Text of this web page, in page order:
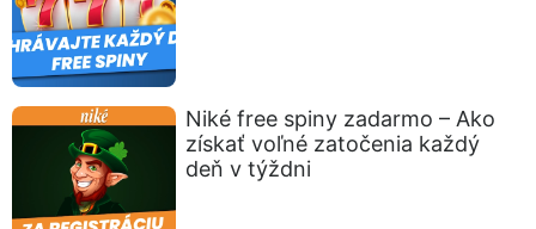
Niké free spiny zadarmo – Ako
získať voľné zatočenia každý
deň v týždni